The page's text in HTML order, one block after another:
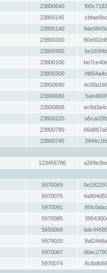
23800640
23800145
23800140
23800200
23800400
23800100
23800300
23800690
23800680
23800800
23800220
23800780
23800745
123456786
5970069
5970075
5970091
5970085
5650068
5979020
5970067
5970074